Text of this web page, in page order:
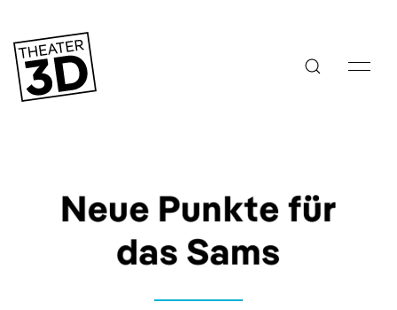
Neue Punkte für
das Sams